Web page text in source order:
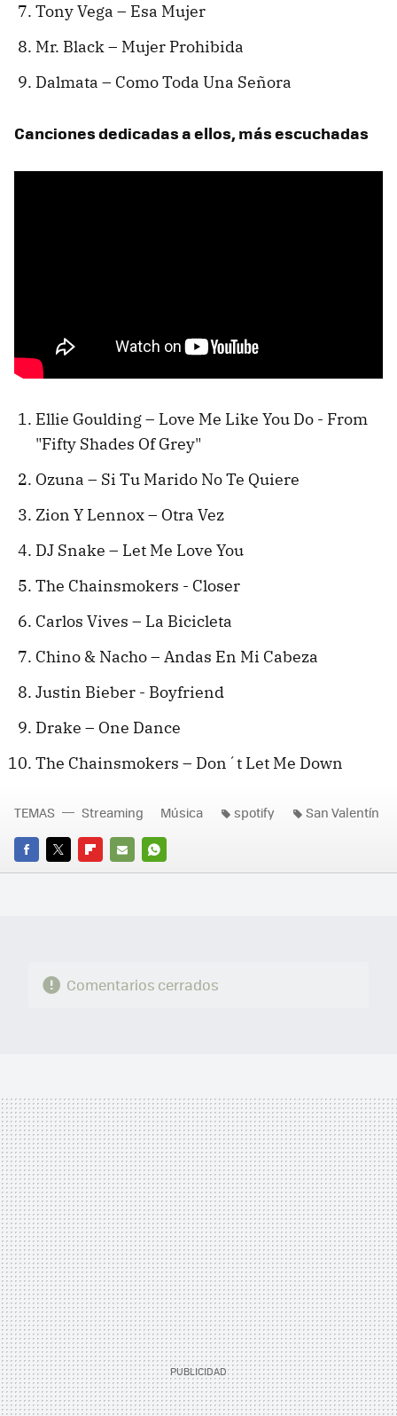
Tony Vega – Esa Mujer
Mr. Black – Mujer Prohibida
Dalmata – Como Toda Una Señora
Canciones dedicadas a ellos, más escuchadas
Ellie Goulding – Love Me Like You Do - From
"Fifty Shades Of Grey"
Ozuna – Si Tu Marido No Te Quiere
Zion Y Lennox – Otra Vez
DJ Snake – Let Me Love You
The Chainsmokers - Closer
Carlos Vives – La Bicicleta
Chino & Nacho – Andas En Mi Cabeza
Justin Bieber - Boyfriend
Drake – One Dance
The Chainsmokers – Don´t Let Me Down
FACEBOOK
TWITTERFLIPBOARD
E-
WHATSAPP
TEMAS Streaming Música spotify San Valentín
Comentarios cerrados